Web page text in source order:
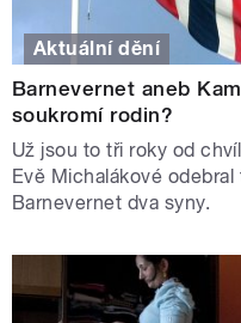
Aktuální dění
Barnevernet aneb
soukromí rodin?
Už jsou to tři roky od
Evě Michalákové
Barnevernet dva syny.